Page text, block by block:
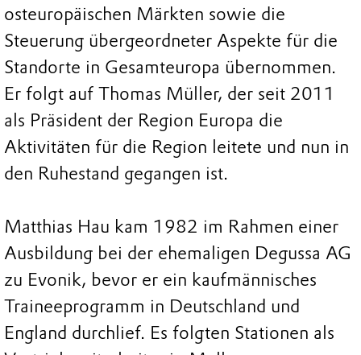
osteuropäischen Märkten sowie die
Steuerung übergeordneter Aspekte für die
Standorte in Gesamteuropa übernommen.
Er folgt auf Thomas Müller, der seit 2011
als Präsident der Region Europa die
Aktivitäten für die Region leitete und nun in
den Ruhestand gegangen ist.
Matthias Hau kam 1982 im Rahmen einer
Ausbildung bei der ehemaligen Degussa AG
zu Evonik, bevor er ein kaufmännisches
Traineeprogramm in Deutschland und
England durchlief. Es folgten Stationen als